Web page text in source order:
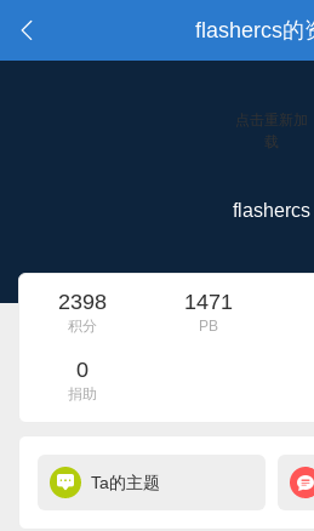
flashercs的
点击重新加
载
flashercs
2398
积分
1471
PB
0
捐助
Ta的主题